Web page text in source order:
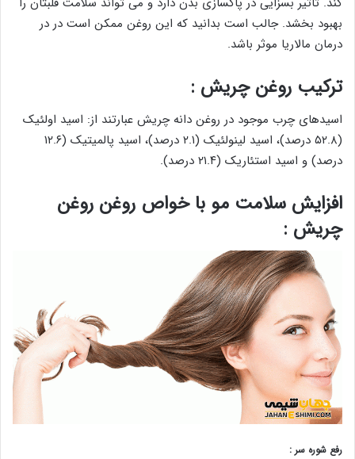
بهبود بخشد. جالب است بدانید که این روغن ممکن است در در
درمان مالاریا موثر باشد.
ترکیب روغن چریش :
اسیدهای چرب موجود در روغن دانه چریش عبارتند از: اسید اولئیک
(۵۲.۸ درصد)، اسید لینولئیک (۲.۱ درصد)، اسید پالمیتیک (۱۲.۶
درصد) و اسید استئاریک (۲۱.۴ درصد).
افزایش سلامت مو با خواص روغن روغن
چریش :
رفع شوره سر :